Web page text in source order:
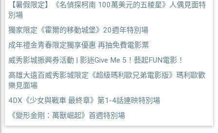
【暑假限定】《名偵探柯南 100萬美元的五稜星》人偶見面特
別場
獨家限定《霍爾的移動城堡》20週年特別場
成年禮金青春限定獨享優惠 再抽免費電影票
威秀影城振興券活動 | 影迷Give Me 5！藝起FUN電影！
高雄大遠百威秀影城限定《超級瑪利歐兄弟電影版》瑪利歐歡
樂見面場
4DX《少女與戰車 最終章》第1-4話連映特別場
《變形金剛：萬獸崛起》首週特別場